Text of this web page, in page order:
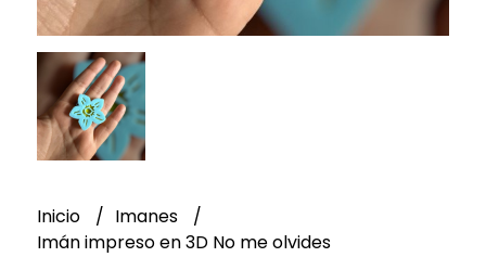
Inicio
Imanes
Imán impreso en 3D No me olvides